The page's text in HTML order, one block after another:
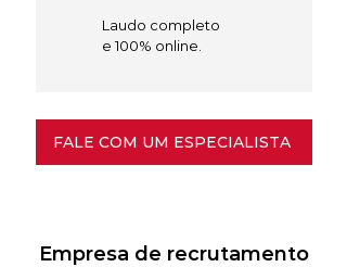
Laudo completo
e 100% online.
FALE COM UM ESPECIALISTA
Empresa de recrutamento